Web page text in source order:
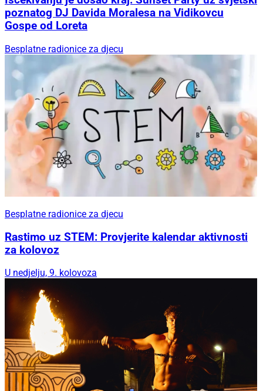
poznatog DJ Davida Moralesa na Vidikovcu
Gospe od Loreta
Besplatne radionice za djecu
Besplatne radionice za djecu
Rastimo uz STEM: Provjerite kalendar aktivnosti
za kolovoz
U nedjelju, 9. kolovoza